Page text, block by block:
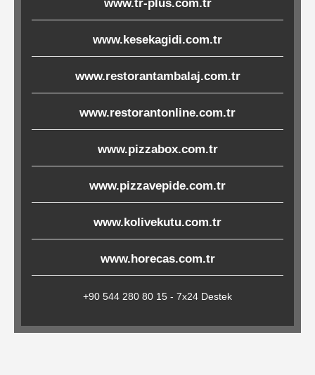
Ürünler
Poşetler
Torbaları
Tepsi
Altlıkları
Amerikan
Servisler
&
Kağıt
www.tr-plus.com.tr
www.kesekagidi.com.tr
www.restorantambalaj.com.tr
www.restorantonline.com.tr
www.pizzabox.com.tr
www.pizzavepide.com.tr
www.kolivekutu.com.tr
www.horecas.com.tr
+90 544 280 80 15 - 7x24 Destek